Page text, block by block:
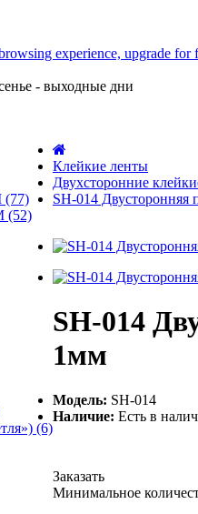
- выходные дни
(77)
(52)
(6)
Клейкие ленты
Двухсторонние
SH-014 Двусторонняя
SH-014
1мм
Модель: SH-014
Наличие: Есть в
Заказать
Минимальное